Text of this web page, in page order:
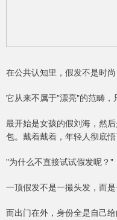
在公共认知里，假发不是时尚
它从来不属于"漂亮"的范畴，
最开始是女孩的假刘海，然
包。戴着戴着，年轻人彻底悟
"为什么不直接试试假发呢？"
一顶假发不是一撮头发，而是
而出门在外，身份全是自己给